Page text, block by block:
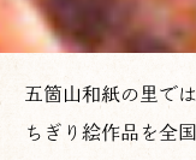
五箇山和紙の里で
ちぎり絵作品を全